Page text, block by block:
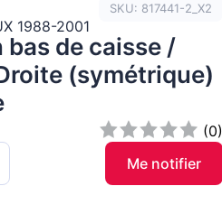
SKU: 817441-2_X2
1988-2001
bas de caisse /
(symétrique)
(0)
Me notifier